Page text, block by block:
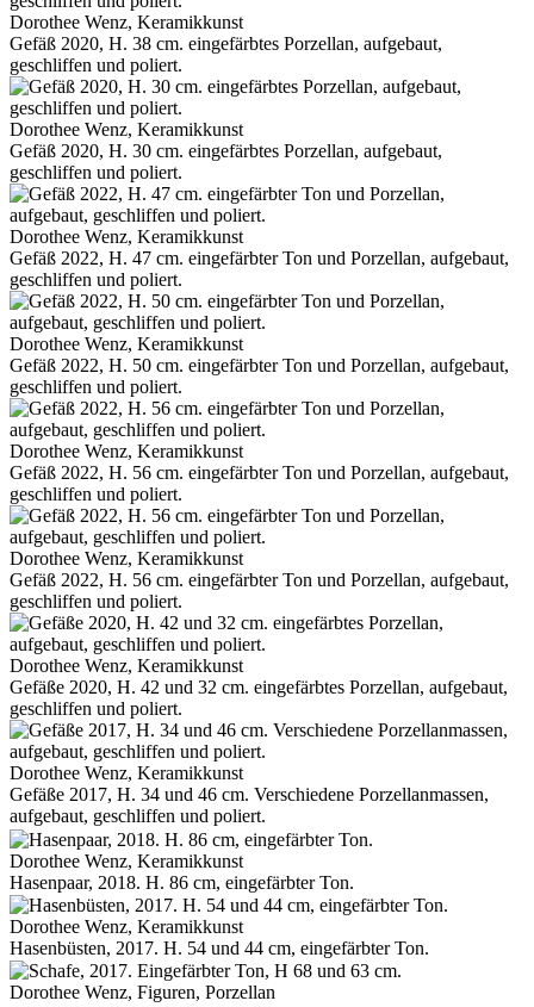
Dorothee Wenz, Keramikkunst
Gefäß 2020, H. 38 cm. eingefärbtes Porzellan, aufgebaut,
geschliffen und poliert.
Dorothee Wenz, Keramikkunst
Gefäß 2020, H. 30 cm. eingefärbtes Porzellan, aufgebaut,
geschliffen und poliert.
Dorothee Wenz, Keramikkunst
Gefäß 2022, H. 47 cm. eingefärbter Ton und Porzellan, aufgebaut,
geschliffen und poliert.
Dorothee Wenz, Keramikkunst
Gefäß 2022, H. 50 cm. eingefärbter Ton und Porzellan, aufgebaut,
geschliffen und poliert.
Dorothee Wenz, Keramikkunst
Gefäß 2022, H. 56 cm. eingefärbter Ton und Porzellan, aufgebaut,
geschliffen und poliert.
Dorothee Wenz, Keramikkunst
Gefäß 2022, H. 56 cm. eingefärbter Ton und Porzellan, aufgebaut,
geschliffen und poliert.
Dorothee Wenz, Keramikkunst
Gefäße 2020, H. 42 und 32 cm. eingefärbtes Porzellan, aufgebaut,
geschliffen und poliert.
Dorothee Wenz, Keramikkunst
Gefäße 2017, H. 34 und 46 cm. Verschiedene Porzellanmassen,
aufgebaut, geschliffen und poliert.
Dorothee Wenz, Keramikkunst
Hasenpaar, 2018. H. 86 cm, eingefärbter Ton.
Dorothee Wenz, Keramikkunst
Hasenbüsten, 2017. H. 54 und 44 cm, eingefärbter Ton.
Dorothee Wenz, Figuren, Porzellan